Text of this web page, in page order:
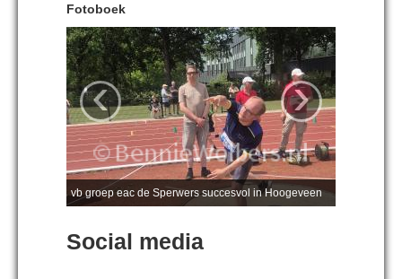
Fotoboek
vb groep eac de Sperwers succesvol in Hoogeveen
‹ ›
Social media